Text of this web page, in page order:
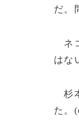
だ。
ネ
はな
杉
た。